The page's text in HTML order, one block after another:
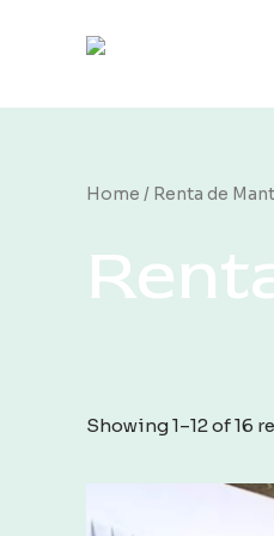
Home / Renta de
Showing 1–12 of 16